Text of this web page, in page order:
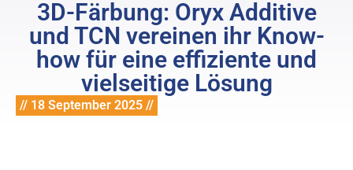
3D-Färbung: Oryx Additive
und TCN vereinen ihr Know-
how für eine effiziente und
vielseitige Lösung
// 18 September 2025 //